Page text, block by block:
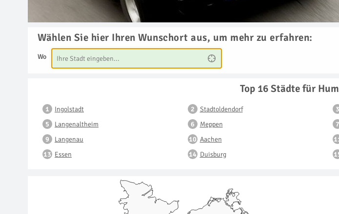
Wählen Sie hier Ihren Wunschort aus, um mehr zu erfahren:
Wo
Top 16 Städte für
Ingolstadt Stadtoldendorf
Langenaltheim
Meppen
Langenau
Aachen
Essen
Duisburg